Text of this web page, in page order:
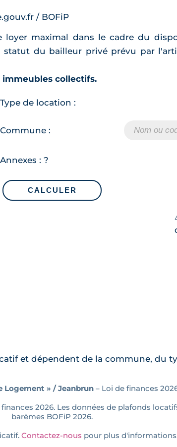
/ BOFiP
maximal dans le cadre du
statut du bailleur privé prévu par
collectifs.
Type de location :
Commune :
Annexes : ?
CALCULER
et dépendent de la commune, du
Logement » / Jeanbrun – Loi de finances
2026. Les données de plafonds
barèmes BOFiP 2026.
Contactez-nous pour plus